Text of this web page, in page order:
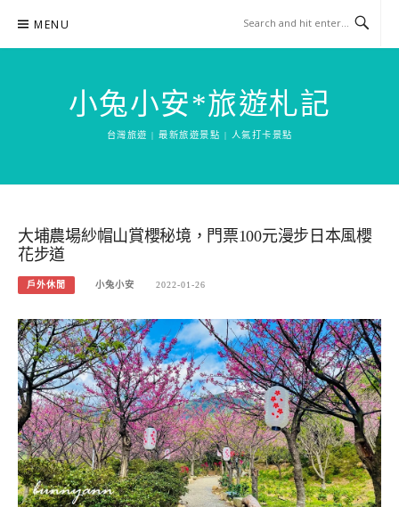
content
MENU
小兔小安*旅遊札記
台灣旅遊 | 最新旅遊景點 | 人氣打卡景點
大埔農場紗帽山賞櫻秘境，門票100元漫步日本風櫻
花步道
戶外休閒 小兔小安 2022-01-26